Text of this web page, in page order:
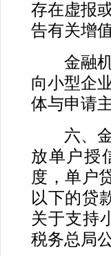
存在虚报
告有关增
金融机
向小型企
体与申请
六、金
放单户授
度，单户
以下的贷
关于支持
税务总局